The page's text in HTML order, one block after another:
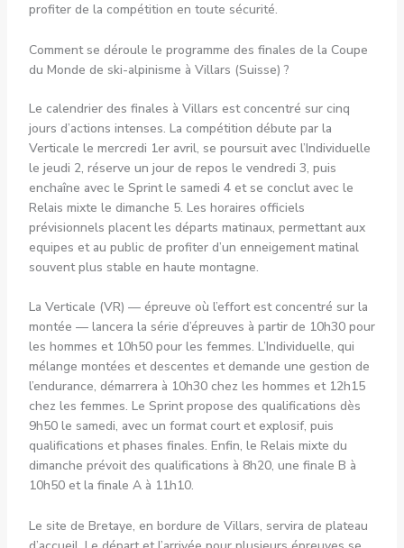
profiter de la compétition en toute sécurité.
Comment se déroule le programme des finales de la Coupe
du Monde de ski-alpinisme à Villars (Suisse) ?
Le calendrier des finales à Villars est concentré sur cinq
jours d’actions intenses. La compétition débute par la
Verticale le mercredi 1er avril, se poursuit avec l’Individuelle
le jeudi 2, réserve un jour de repos le vendredi 3, puis
enchaîne avec le Sprint le samedi 4 et se conclut avec le
Relais mixte le dimanche 5. Les horaires officiels
prévisionnels placent les départs matinaux, permettant aux
equipes et au public de profiter d’un enneigement matinal
souvent plus stable en haute montagne.
La Verticale (VR) — épreuve où l’effort est concentré sur la
montée — lancera la série d’épreuves à partir de 10h30 pour
les hommes et 10h50 pour les femmes. L’Individuelle, qui
mélange montées et descentes et demande une gestion de
l’endurance, démarrera à 10h30 chez les hommes et 12h15
chez les femmes. Le Sprint propose des qualifications dès
9h50 le samedi, avec un format court et explosif, puis
qualifications et phases finales. Enfin, le Relais mixte du
dimanche prévoit des qualifications à 8h20, une finale B à
10h50 et la finale A à 11h10.
Le site de Bretaye, en bordure de Villars, servira de plateau